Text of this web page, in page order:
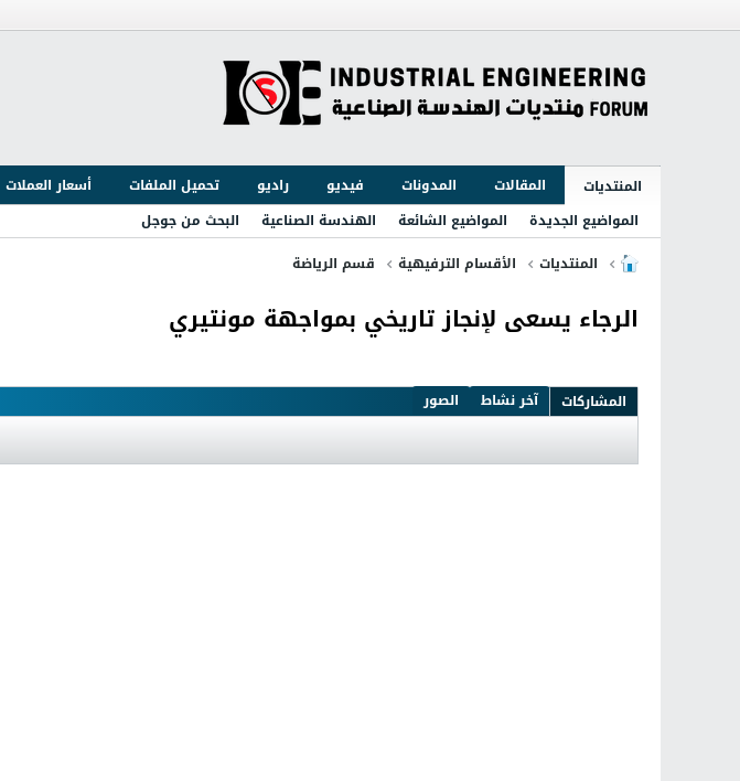
المنتديات المقالات المدونات فيديو راديو تحميل الملفات أسعار العملات
المواضيع الجديدة
المواضيع الشائعة الهندسة الصناعية
البحث من جوجل
المنتديات
الأقسام الترفيهية قسم الرياضة
الرجاء يسعى لإنجاز تاريخي بمواجهة مونتيري
المشاركات آخر نشاط الصور